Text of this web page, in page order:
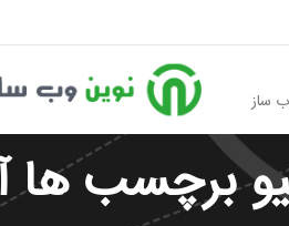
ساز
برچسب ها